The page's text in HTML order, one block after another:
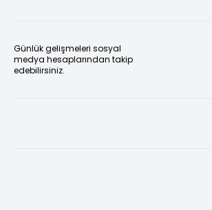
Günlük gelişmeleri sosyal
medya hesaplarından takip
edebilirsiniz.